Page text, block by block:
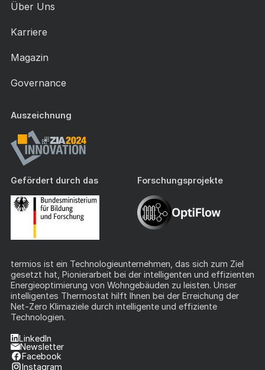
Über Uns
Karriere
Magazin
Governance
Auszeichnung
Gefördert durch das Forschungsprojekte
termios ist ein Technologieunternehmen, das sich zum Ziel
gesetzt hat, Pionierarbeit bei der intelligenten und effizienten
Energieoptimierung von Wohngebäuden zu leisten. Unser
intelligentes Thermostat hilft Ihnen bei der Erreichung der
Net-Zero Klimaziele durch intelligente und effiziente
Technologien.
LinkedIn
Newsletter
Facebook
Instagram